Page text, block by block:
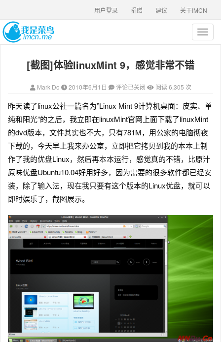
关于IMCN
建议
捐赠
用户登录
T
o
a
i
g
a
t
i
o
n
[截图]体验linuxMint 9，感觉非常不错
Mark Do 2010年6月1日 评论已关闭 阅读 6,305 次
昨天读了linux公社一篇名为”Linux Mint 9计算机桌面：皮实、单
纯和阳光”的之后，我立即在linuxMint官网上面下载了linuxMint
的dvd版本，文件其实也不大，只有781M，用公家的电脑彻夜
下载的，今天早上我来办公室，立即把它拷贝到我的本本上制
作了我的优盘Linux，然后再本本运行，感觉真的不错，比原汁
原味优盘Ubuntu10.04好用好多，因为需要的很多软件都已经安
装，除了输入法，现在我只要有这个版本的Linux优盘，就可以
即时娱乐了，截图展示。